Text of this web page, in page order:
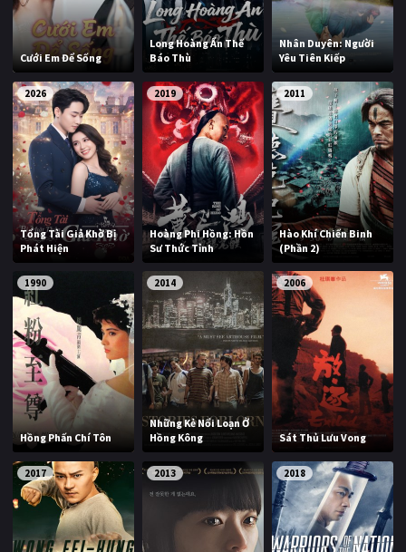
Cưới Em Để Sống
Long Hoàng Ẩn Thế
Báo Thù
Nhân Duyên: Người
Yêu Tiên Kiếp
2026
Tổng Tài Giả Khờ Bị
Phát Hiện
2019
Hoàng Phi Hồng: Hồn
Sư Thức Tỉnh
2011
Hào Khí Chiến Binh
(Phần 2)
1990
Hồng Phấn Chí Tôn
2014
Những Kẻ Nổi Loạn Ở
Hồng Kông
2006
Sát Thủ Lưu Vong
2017 2013 2018